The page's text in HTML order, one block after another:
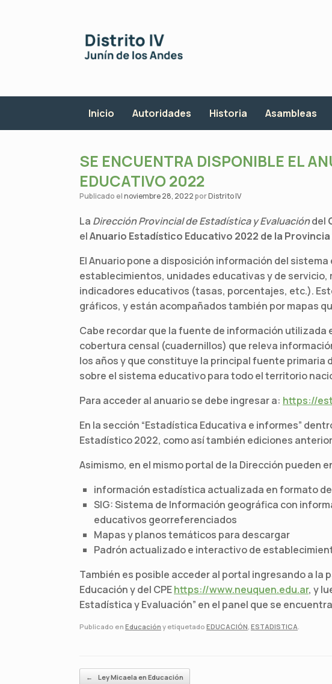
Inicio Autoridades Historia Asambleas
SE ENCUENTRA DISPONIBLE EL
EDUCATIVO 2022
Publicado elnoviembre 28, 2022porDistrito IV
La Dirección Provincial de Estadística y Evaluacióndel
elAnuario Estadístico Educativo 2022 de la Provincia
El Anuario pone a disposición información del
establecimientos, unidades educativas y de
indicadores educativos (tasas, porcentajes, etc.).
gráficos, y están acompañados también por mapas
Cabe recordar que la fuente de información utilizada
cobertura censal (cuadernillos) que releva
los años y que constituye la principal fuente
sobre el sistema educativo para todo el territorio
Para acceder al anuario se debe ingresar a: https://
En la sección “Estadística Educativa e informes”
Estadístico 2022, como así también ediciones
Asimismo, en el mismo portal de la Dirección pueden
información estadística actualizada en formato
SIG: Sistema de Información geográfica con
educativos georreferenciados
Mapas y planos temáticos para descargar
Padrón actualizado e interactivo de
También es posible acceder al portal ingresando a la
Educación y del CPEhttps://www.neuquen.edu.ar, y
Estadística y Evaluación” en el panel que se
Publicado en Educación y etiquetado EDUCACIÓN, ESTADISTICA.
Navegador de artículos
← Ley Micaela en Educación